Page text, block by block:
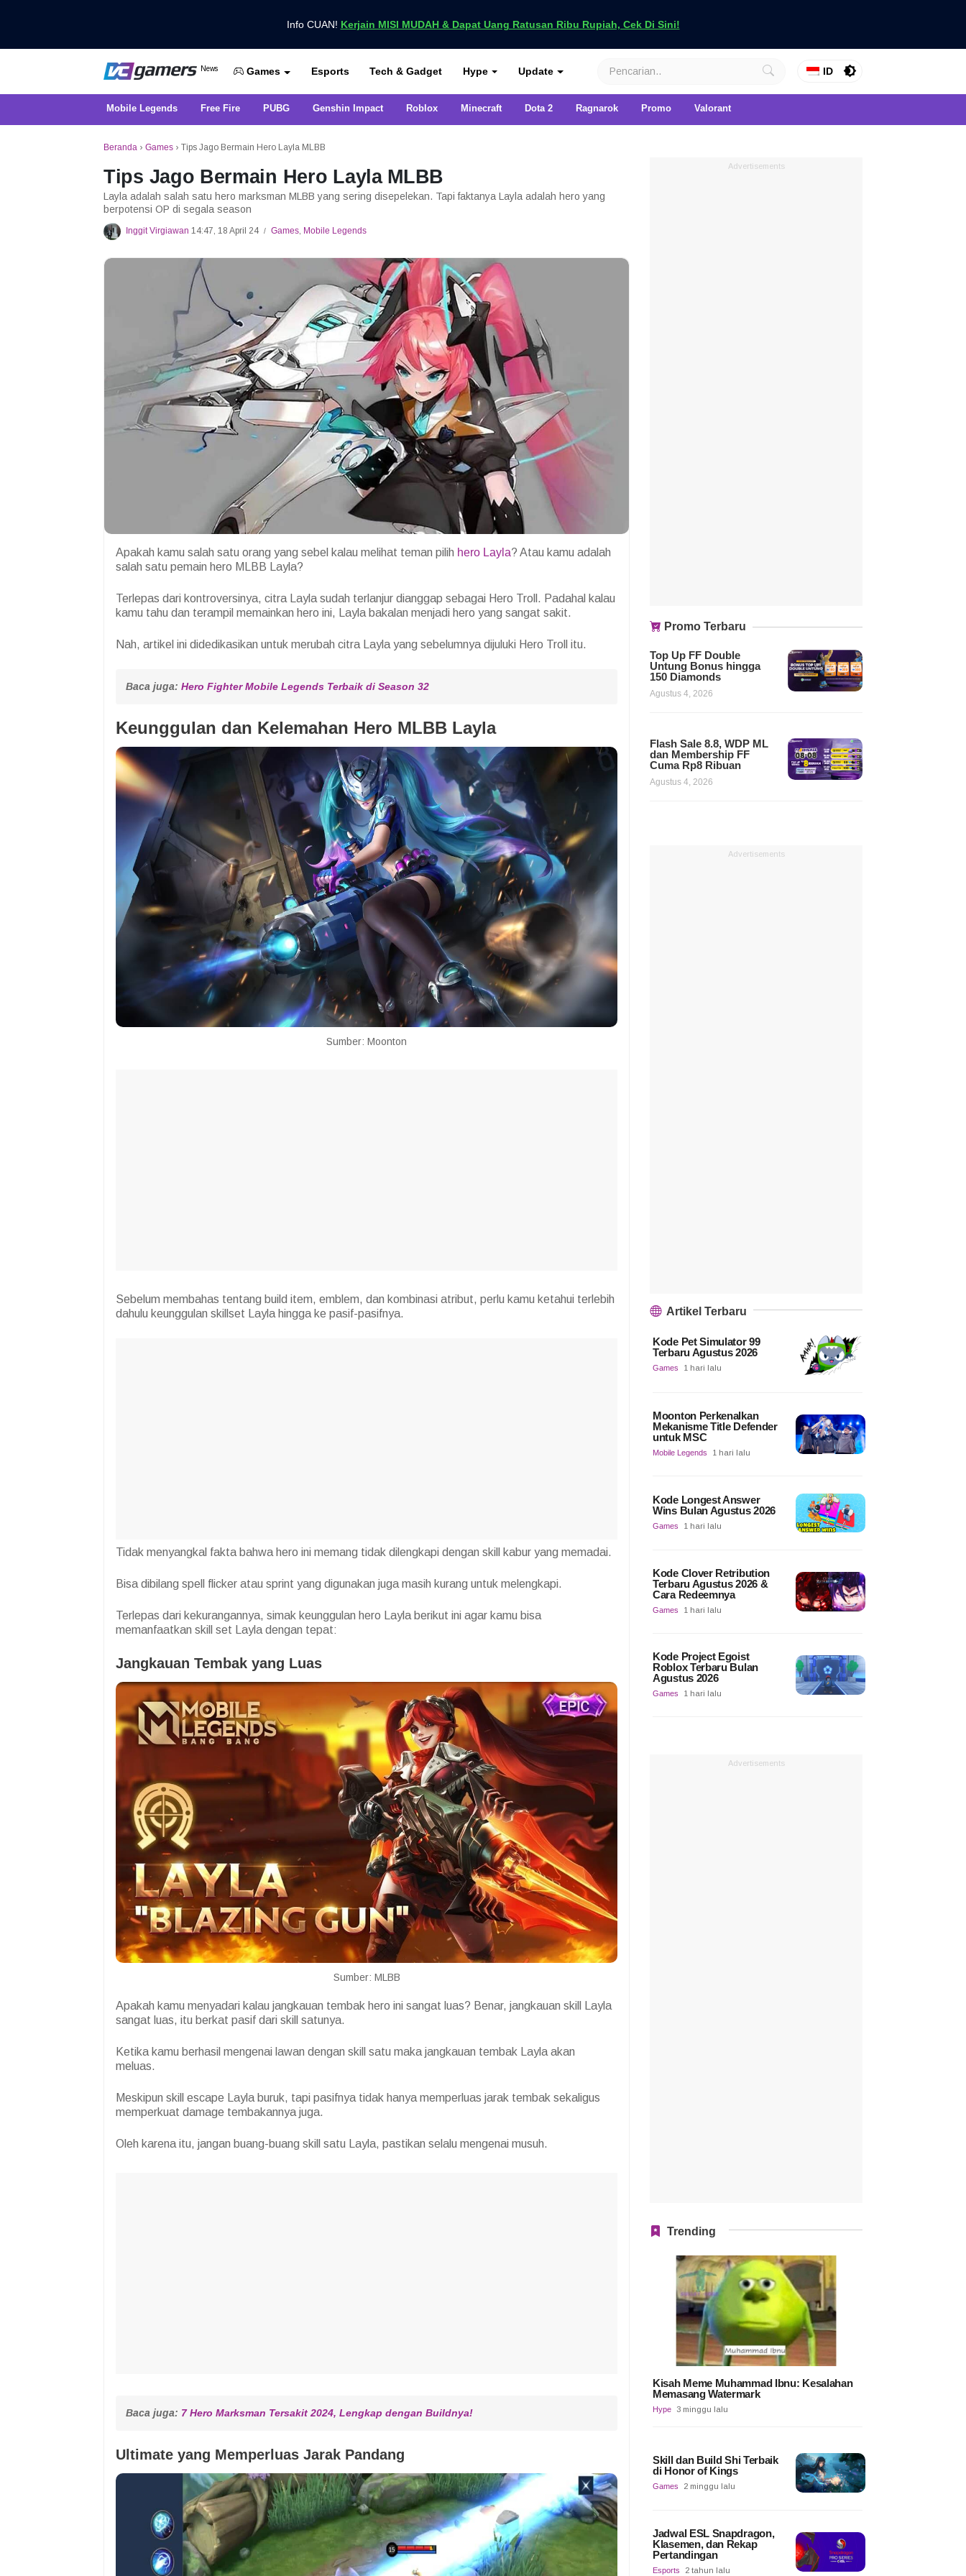
Info CUAN! Kerjain MISI MUDAH & Dapat Uang Ratusan Ribu Rupiah, Cek Di Sini!
VCGamers News
News
Dapatkan Berita Games Terbaru Hanya di VCGamers
Games Esports Tech & Gadget Hype Update ID
Mobile Legends Free Fire PUBG Genshin Impact Roblox Minecraft Dota 2 Ragnarok Promo Valorant
Beranda › Games › Tips Jago Bermain Hero Layla MLBB
Tips Jago Bermain Hero Layla MLBB
Layla adalah salah satu hero marksman MLBB yang sering disepelekan. Tapi faktanya Layla adalah hero yang
berpotensi OP di segala season
Inggit Virgiawan 14:47, 18 April 24 / Games, Mobile Legends
Apakah kamu salah satu orang yang sebel kalau melihat teman pilih hero Layla? Atau kamu adalah
salah satu pemain hero MLBB Layla?
Terlepas dari kontroversinya, citra Layla sudah terlanjur dianggap sebagai Hero Troll. Padahal kalau
kamu tahu dan terampil memainkan hero ini, Layla bakalan menjadi hero yang sangat sakit.
Nah, artikel ini didedikasikan untuk merubah citra Layla yang sebelumnya dijuluki Hero Troll itu.
Baca juga: Hero Fighter Mobile Legends Terbaik di Season 32
Keunggulan dan Kelemahan Hero MLBB Layla
Sumber: Moonton
Sebelum membahas tentang build item, emblem, dan kombinasi atribut, perlu kamu ketahui terlebih
dahulu keunggulan skillset Layla hingga ke pasif-pasifnya.
Tidak menyangkal fakta bahwa hero ini memang tidak dilengkapi dengan skill kabur yang memadai.
Bisa dibilang spell flicker atau sprint yang digunakan juga masih kurang untuk melengkapi.
Terlepas dari kekurangannya, simak keunggulan hero Layla berikut ini agar kamu bisa
memanfaatkan skill set Layla dengan tepat:
Jangkauan Tembak yang Luas
Sumber: MLBB
Apakah kamu menyadari kalau jangkauan tembak hero ini sangat luas? Benar, jangkauan skill Layla
sangat luas, itu berkat pasif dari skill satunya.
Ketika kamu berhasil mengenai lawan dengan skill satu maka jangkauan tembak Layla akan
meluas.
Meskipun skill escape Layla buruk, tapi pasifnya tidak hanya memperluas jarak tembak sekaligus
memperkuat damage tembakannya juga.
Oleh karena itu, jangan buang-buang skill satu Layla, pastikan selalu mengenai musuh.
Baca juga: 7 Hero Marksman Tersakit 2024, Lengkap dengan Buildnya!
Ultimate yang Memperluas Jarak Pandang
Advertisements
Promo Terbaru
Top Up FF Double
Untung Bonus hingga
150 Diamonds
Agustus 4, 2026
Flash Sale 8.8, WDP ML
dan Membership FF
Cuma Rp8 Ribuan
Agustus 4, 2026
Advertisements
Artikel Terbaru
Kode Pet Simulator 99
Terbaru Agustus 2026
Games 1 hari lalu
Moonton Perkenalkan
Mekanisme Title Defender
untuk MSC
Mobile Legends 1 hari lalu
Kode Longest Answer
Wins Bulan Agustus 2026
Games 1 hari lalu
Kode Clover Retribution
Terbaru Agustus 2026 &
Cara Redeemnya
Games 1 hari lalu
Kode Project Egoist
Roblox Terbaru Bulan
Agustus 2026
Games 1 hari lalu
Advertisements
Trending
Kisah Meme Muhammad Ibnu: Kesalahan
Memasang Watermark
Hype 3 minggu lalu
Skill dan Build Shi Terbaik
di Honor of Kings
Games 2 minggu lalu
Jadwal ESL Snapdragon,
Klasemen, dan Rekap
Pertandingan
Esports 2 tahun lalu